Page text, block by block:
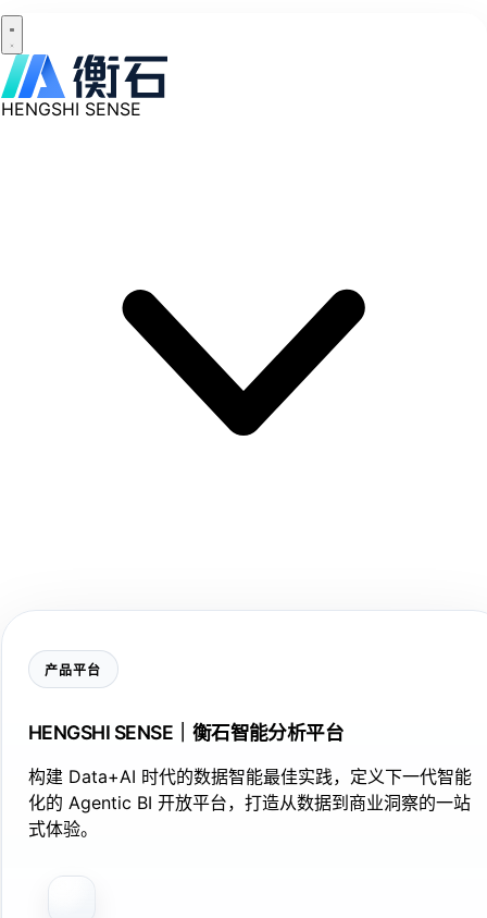
HENGSHI SENSE
产品平台
HENGSHI SENSE｜衡石智能分析平台
构建 Data+AI 时代的数据智能最佳实践，定义下一代智能
化的 Agentic BI 开放平台，打造从数据到商业洞察的一站
式体验。